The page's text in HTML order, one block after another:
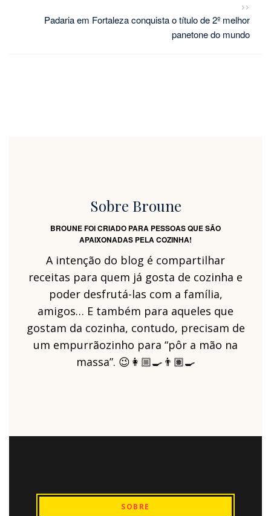
>>
Padaria em Fortaleza conquista o título de 2º melhor
panetone do mundo
Sobre Broune
BROUNE FOI CRIADO PARA PESSOAS QUE SÃO
APAIXONADAS PELA COZINHA!
A intenção do blog é compartilhar
receitas para quem já gosta de cozinha e
poder desfrutá-las com a família,
amigos… E também para aqueles que
gostam da cozinha, contudo, precisam de
um empurrãozinho para “pôr a mão na
massa”. 😉👩🏼‍🍳👨🏽‍🍳
SOBRE